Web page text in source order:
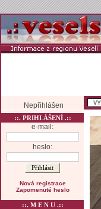
Nepřihlášen
::. PRIHLÁŠENÍ .::
e-mail:
heslo:
Nová registrace
Zapomenuté heslo
::. M E N U .::